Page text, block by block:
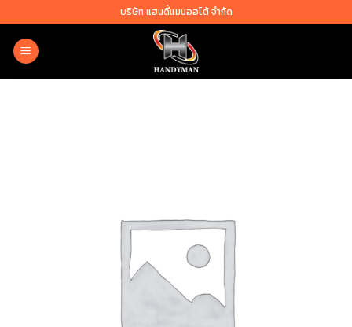
to
content
บริษัท แฮนดี้แมนออโต้ จำกัด